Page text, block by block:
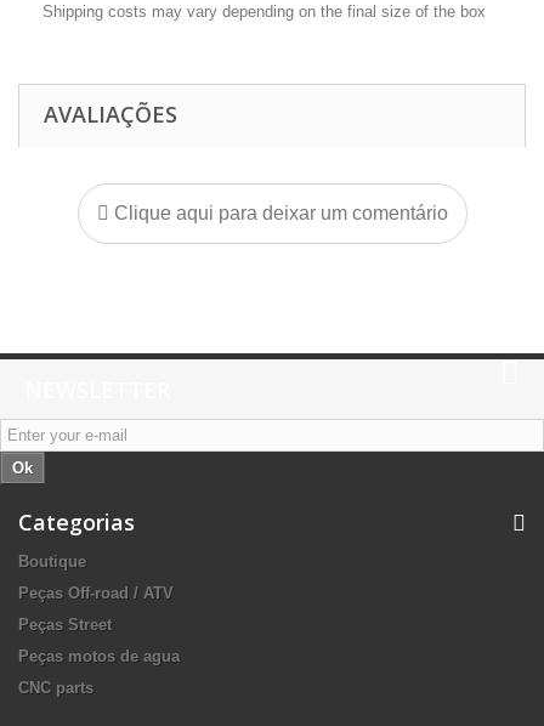
Shipping costs may vary depending on the final size of the box
AVALIAÇÕES
Clique aqui para deixar um comentário
Ok
Categorias
Boutique
Peças Off-road / ATV
Peças Street
Peças motos de agua
CNC parts